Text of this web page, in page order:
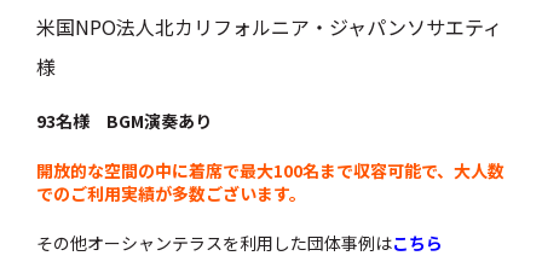
米国NPO法人北カリフォルニア・ジャパンソサエティ
様
93名様 BGM演奏あり
開放的な空間の中に着席で最大100名まで収容可能で、大人数
でのご利用実績が多数ございます。
その他オーシャンテラスを利用した団体事例はこちら